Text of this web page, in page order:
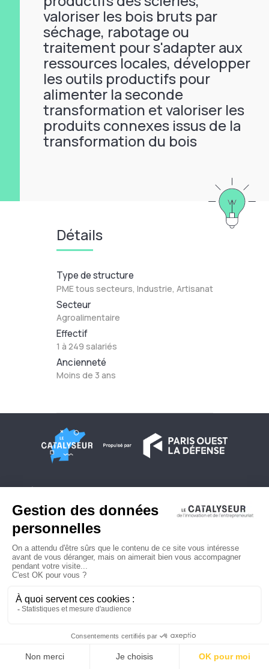
valoriser les bois bruts par
séchage, rabotage ou
traitement pour s'adapter aux
ressources locales, développer
les outils productifs pour
alimenter la seconde
transformation et valoriser les
produits connexes issus de la
transformation du bois
Détails
Type de structure
PME tous secteurs, Industrie, Artisanat
Secteur
Agroalimentaire
Effectif
1 à 249 salariés
Ancienneté
Moins de 3 ans
Conditions générales d'utilisation
Contactez-nous
Politique de confidentialité
Plan du site
© 2026 Copyright - Le Catalyseur